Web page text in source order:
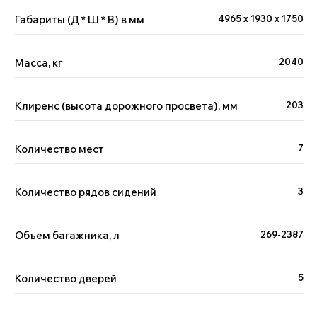
Габариты (Д * Ш * В) в мм 4965 х 1930 х 1750
Масса, кг 2040
Клиренс (высота дорожного просвета), мм 203
Количество мест 7
Количество рядов сидений 3
Объем багажника, л 269-2387
Количество дверей 5